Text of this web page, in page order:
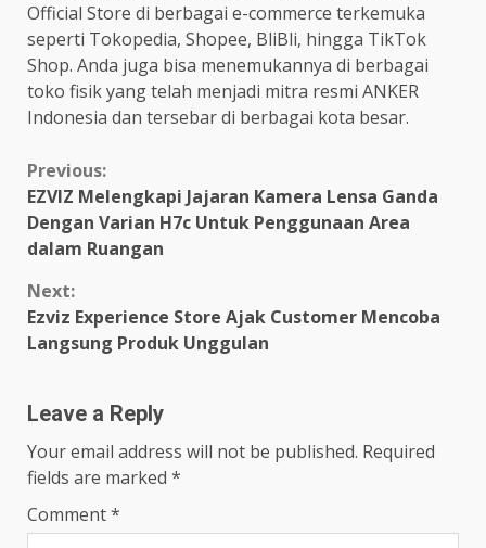
Official Store di berbagai e-commerce terkemuka
seperti Tokopedia, Shopee, BliBli, hingga TikTok
Shop. Anda juga bisa menemukannya di berbagai
toko fisik yang telah menjadi mitra resmi ANKER
Indonesia dan tersebar di berbagai kota besar.
Continue
Reading
Previous:
EZVIZ Melengkapi Jajaran Kamera Lensa Ganda
Dengan Varian H7c Untuk Penggunaan Area
dalam Ruangan
Next:
Ezviz Experience Store Ajak Customer Mencoba
Langsung Produk Unggulan
Leave a Reply
Your email address will not be published. Required
fields are marked *
Comment*